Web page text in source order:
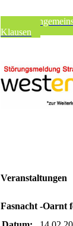
Klausen
Veranstaltungen
Fasnacht -Oarnt